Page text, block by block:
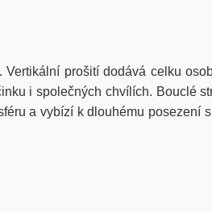
prošití dodává celku
i společných chvílích. Bouclé
a vybízí k dlouhému posezení